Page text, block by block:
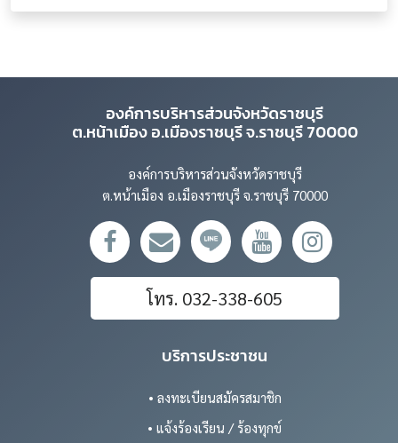
องค์การบริหารส่วนจังหวัดราชบุรี
ต.หน้าเมือง อ.เมืองราชบุรี จ.ราชบุรี 70000
องค์การบริหารส่วนจังหวัดราชบุรี
ต.หน้าเมือง อ.เมืองราชบุรี จ.ราชบุรี 70000
โทร. 032-338-605
บริการประชาชน
• ลงทะเบียนสมัครสมาชิก
• แจ้งร้องเรียน / ร้องทุกข์